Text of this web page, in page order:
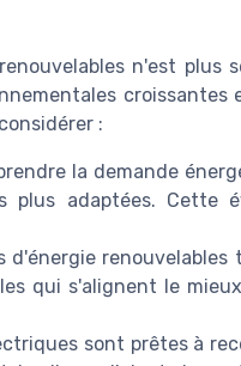
n'est plus
croissantes
:
la demande
plus adaptées. Cette
d'énergie renouvelables
qui s'alignent le
sont prêtes à